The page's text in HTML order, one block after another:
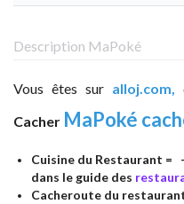
Description MaPoké
Vous êtes sur alloj.com,
Cacher MaPoké
Cuisine du Restaurant =
dans le guide des
Cacheroute du